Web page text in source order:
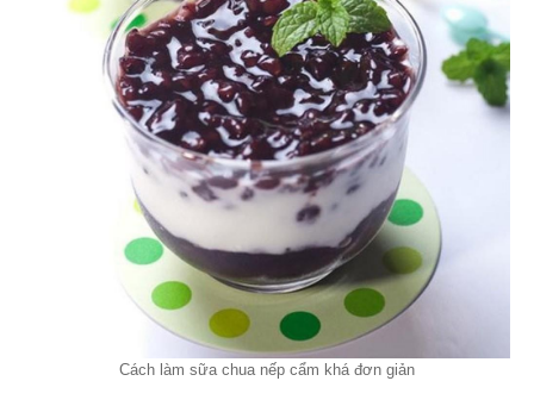
Cách làm sữa chua nếp cẩm khá đơn giản